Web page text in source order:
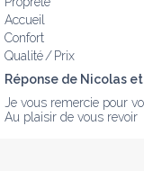
Accueil
Confort
Qualité / Prix
Réponse de Nicolas
Je vous remercie pour
Au plaisir de vous revoir